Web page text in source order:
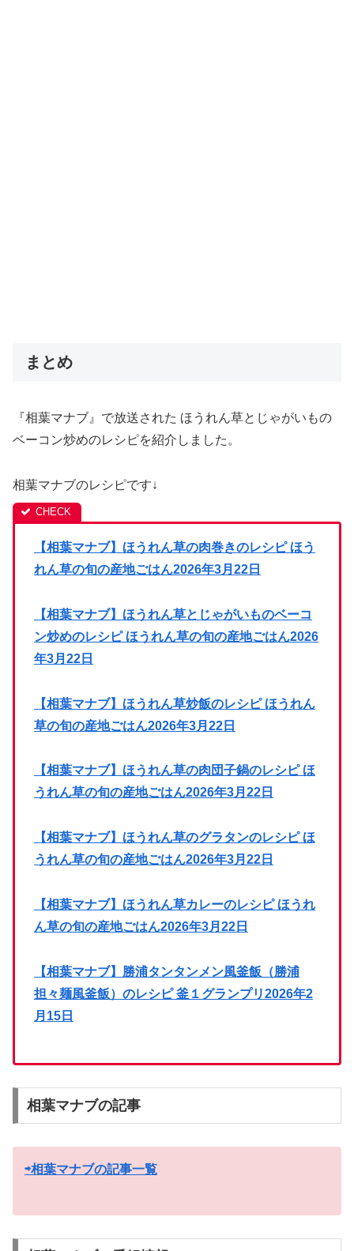
まとめ
『相葉マナブ』で放送された ほうれん草とじゃがいもの
ベーコン炒めのレシピを紹介しました。
相葉マナブのレシピです↓
【相葉マナブ】ほうれん草の肉巻きのレシピ ほう
れん草の旬の産地ごはん2026年3月22日
【相葉マナブ】ほうれん草とじゃがいものベーコ
ン炒めのレシピ ほうれん草の旬の産地ごはん2026
年3月22日
【相葉マナブ】ほうれん草炒飯のレシピ ほうれん
草の旬の産地ごはん2026年3月22日
【相葉マナブ】ほうれん草の肉団子鍋のレシピ ほ
うれん草の旬の産地ごはん2026年3月22日
【相葉マナブ】ほうれん草のグラタンのレシピ ほ
うれん草の旬の産地ごはん2026年3月22日
【相葉マナブ】ほうれん草カレーのレシピ ほうれ
ん草の旬の産地ごはん2026年3月22日
【相葉マナブ】勝浦タンタンメン風釜飯（勝浦
担々麺風釜飯）のレシピ 釜１グランプリ2026年2
月15日
相葉マナブの記事
⇨相葉マナブの記事一覧